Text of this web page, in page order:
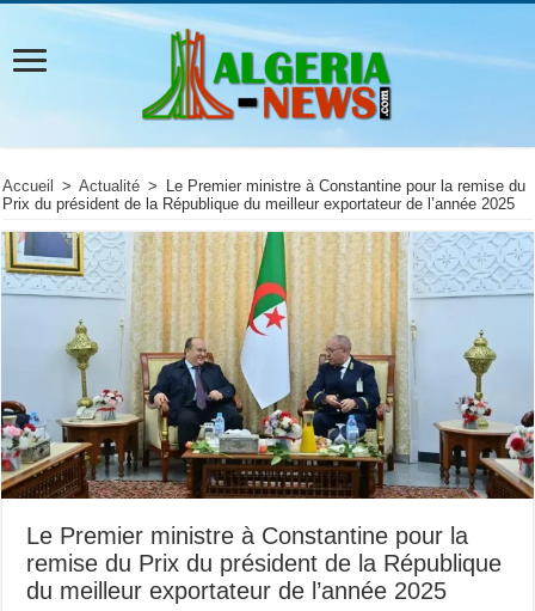
Accueil > Actualité >
Le Premier ministre à Constantine pour la remise du
Prix du président de la République du meilleur exportateur de l’année 2025
Le Premier ministre à Constantine pour la
remise du Prix du président de la République
du meilleur exportateur de l’année 2025